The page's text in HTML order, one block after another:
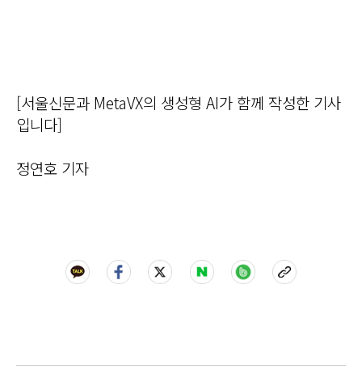
[서울신문과 MetaVX의 생성형 AI가 함께 작성한 기사
입니다]
정연호 기자